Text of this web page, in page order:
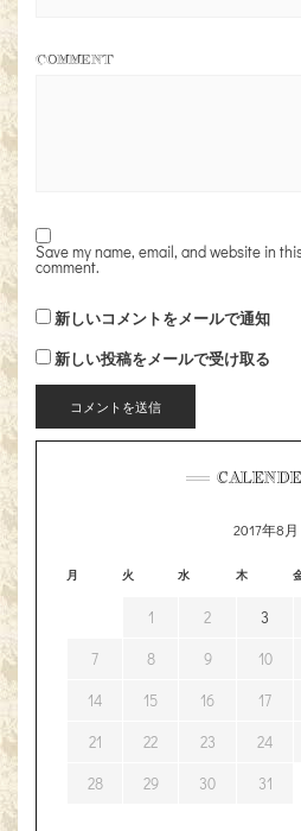
COMMENT
Save my name, email, and website in
comment.
新しいコメントをメールで通知
新しい投稿をメールで受け取る
2017年8月
月 火 水 木
1 2 3
7 8 9 10
14 15 16 17
21 22 23 24
28 29 30 31